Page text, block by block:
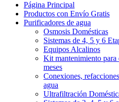
Página Principal
Productos con Envío Gratis
Purificadores de agua
Osmosis Domésticas
Sistemas de 4, 5 y 6
Equipos Alcalinos
Kit mantenimiento para
meses
Conexiones,
agua
Ultrafiltración